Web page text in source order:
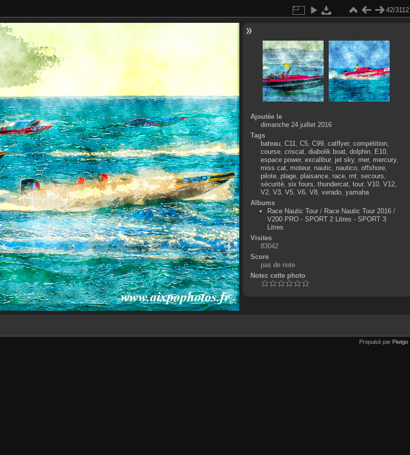
42/3112
Ajoutée le
dimanche 24 juillet 2016
Tags
bateau, C11, C5, C99, catflyer, compétition,
course, criscat, diabolik boat, dolphin, E10,
espace power, excalibur, jet sky, mer, mercury,
miss cat, moteur, nautic, nautico, offshore,
pilote, plage, plaisance, race, rnt, secours,
sécurité, six fours, thundercat, tour, V10, V12,
V2, V3, V5, V6, V8, verado, yamaha
Albums
Race Nautic Tour/ Race Nautic Tour 2016/
V200 PRO - SPORT 2 Litres - SPORT 3
Litres
Visites
83042
Score
pas de note
Notez cette photo
Propulsé par Piwigo